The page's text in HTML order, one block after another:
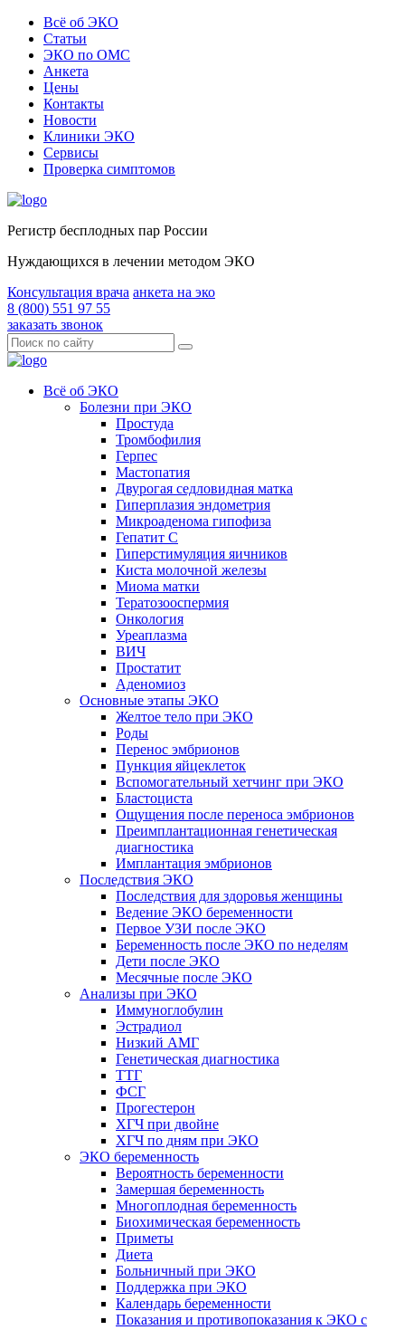
Всё об ЭКО
Статьи
ЭКО по ОМС
Анкета
Цены
Контакты
Новости
Клиники ЭКО
Сервисы
Проверка симптомов
Регистр бесплодных пар России
Нуждающихся в лечении методом ЭКО
Консультация врача анкета на эко
8 (800) 551 97 55
заказать звонок
Всё об ЭКО
Болезни при ЭКО
Простуда
Тромбофилия
Герпес
Мастопатия
Двурогая седловидная матка
Гиперплазия эндометрия
Микроаденома гипофиза
Гепатит С
Гиперстимуляция яичников
Киста молочной железы
Миома матки
Тератозооспермия
Онкология
Уреаплазма
ВИЧ
Простатит
Аденомиоз
Основные этапы ЭКО
Желтое тело при ЭКО
Роды
Перенос эмбрионов
Пункция яйцеклеток
Вспомогательный хетчинг при ЭКО
Бластоциста
Ощущения после переноса эмбрионов
Преимплантационная генетическая
диагностика
Имплантация эмбрионов
Последствия ЭКО
Последствия для здоровья женщины
Ведение ЭКО беременности
Первое УЗИ после ЭКО
Беременность после ЭКО по неделям
Дети после ЭКО
Месячные после ЭКО
Анализы при ЭКО
Иммуноглобулин
Эстрадиол
Низкий АМГ
Генетическая диагностика
ТТГ
ФСГ
Прогестерон
ХГЧ при двойне
ХГЧ по дням при ЭКО
ЭКО беременность
Вероятность беременности
Замершая беременность
Многоплодная беременность
Биохимическая беременность
Приметы
Диета
Больничный при ЭКО
Поддержка при ЭКО
Календарь беременности
Показания и противопоказания к ЭКО с